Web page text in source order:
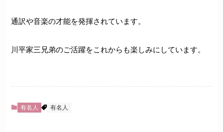
通訳や音楽の才能を発揮されています。
川平家三兄弟のご活躍をこれからも楽しみにしています。
有名人 有名人